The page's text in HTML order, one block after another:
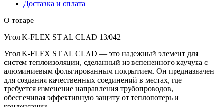
Доставка и оплата
О товаре
Угол K-FLEX ST AL CLAD 13/042
Угол K-FLEX ST AL CLAD — это надежный элемент для
систем теплоизоляции, сделанный из вспененного каучука с
алюминиевым фольгированным покрытием. Он предназначен
для создания качественных соединений в местах, где
требуется изменение направления трубопроводов,
обеспечивая эффективную защиту от теплопотерь и